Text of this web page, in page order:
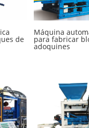
de
Máquina
para fabricar
adoquines